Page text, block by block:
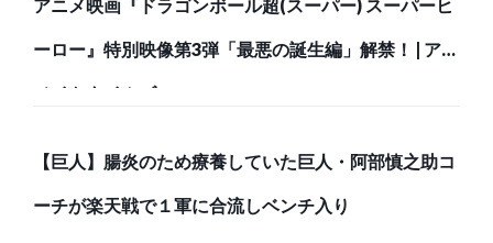
アニメ映画『ドラゴンボール超(スーパー) スーパーヒ
ーロー』特別映像第3弾「最悪の誕生編」解禁！ | アニ
メイトタイムズ
【巨人】腸炎のため療養していた巨人・阿部慎之助コ
ーチが楽天戦で１軍に合流しベンチ入り